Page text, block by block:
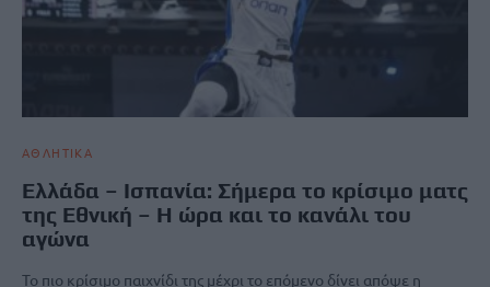
ΑΘΛΗΤΙΚΑ
Eλλάδα – Ισπανία: Σήμερα το κρίσιμο ματς
της Εθνική – Η ώρα και το κανάλι του
αγώνα
Το πιο κρίσιμο παιχνίδι της μέχρι το επόμενο δίνει απόψε η